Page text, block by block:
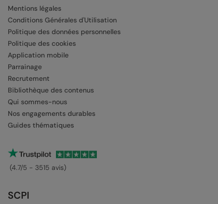
Mentions légales
Conditions Générales d'Utilisation
Politique des données personnelles
Politique des cookies
Application mobile
Parrainage
Recrutement
Bibliothèque des contenus
Qui sommes-nous
Nos engagements durables
Guides thématiques
(4.7/5 - 3515 avis)
SCPI